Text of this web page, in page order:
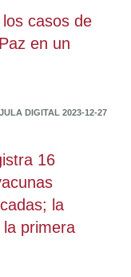
casos de
en un
DIGITAL 2023-12-27
16
la
primera